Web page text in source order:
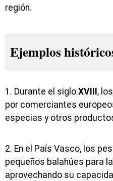
región.
Ejemplos
1. Durante el siglo XVIII ,
por comerciantes
especias y otros
2. En el País Vasco, los
pequeños balahúes para
aprovechando su